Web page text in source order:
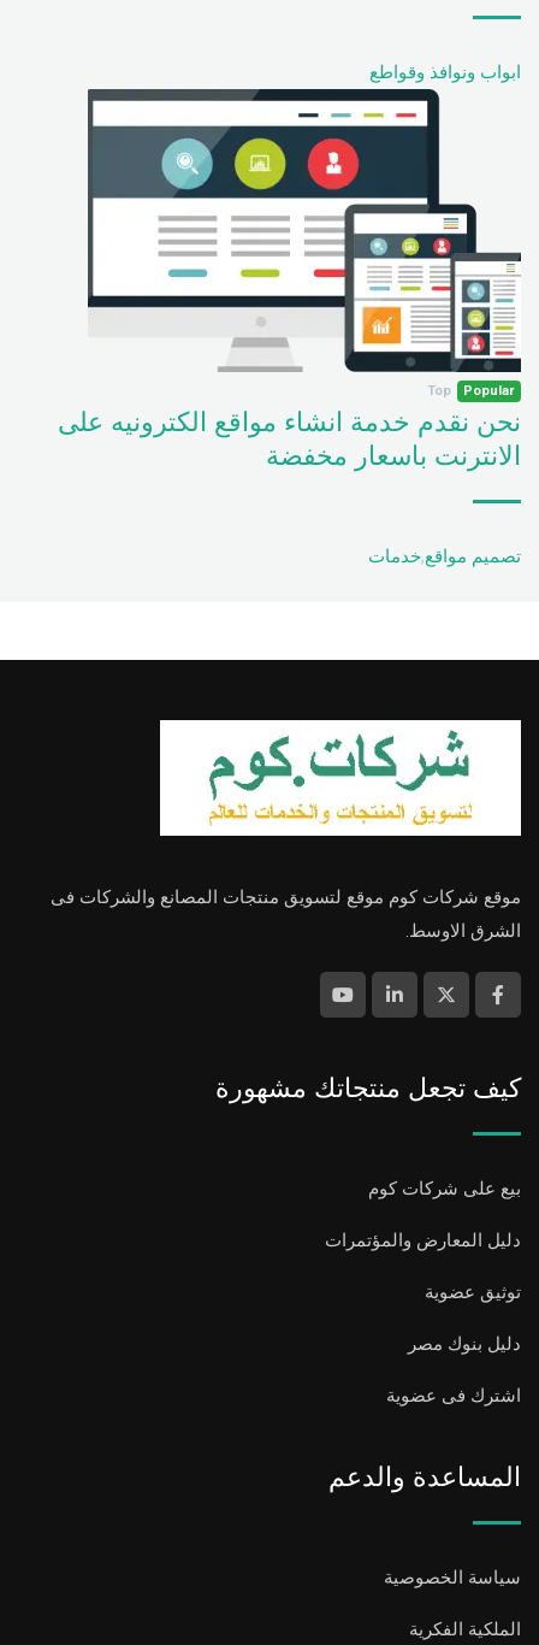
ابواب ونوافذ وقواطع
Popular
Top
نحن نقدم خدمة انشاء مواقع الكترونيه على
الانترنت باسعار مخفضة
تصميم مواقع,خدمات
موقع شركات كوم موقع لتسويق منتجات المصانع والشركات فى
الشرق الاوسط.
كيف تجعل منتجاتك مشهورة
بيع على شركات كوم
دليل المعارض والمؤتمرات
توثيق عضوية
دليل بنوك مصر
اشترك فى عضوية
المساعدة والدعم
سياسة الخصوصية
الملكية الفكرية